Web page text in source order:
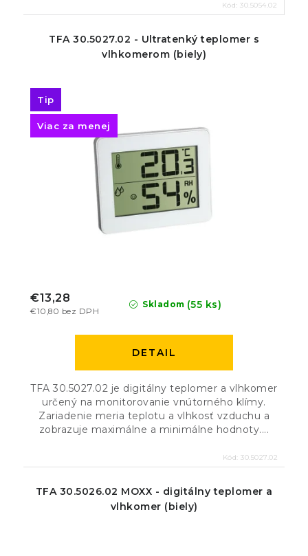
Kód: 30.5054.02
TFA 30.5027.02 - Ultratenký teplomer s
vlhkomerom (biely)
Tip
Viac za menej
Skladom (55 ks)
€10,80 bez DPH
€13,28
DETAIL
TFA 30.5027.02 je digitálny teplomer a vlhkomer
určený na monitorovanie vnútorného klímy.
Zariadenie meria teplotu a vlhkosť vzduchu a
zobrazuje maximálne a minimálne hodnoty....
Kód: 30.5027.02
TFA 30.5026.02 MOXX - digitálny teplomer a
vlhkomer (biely)